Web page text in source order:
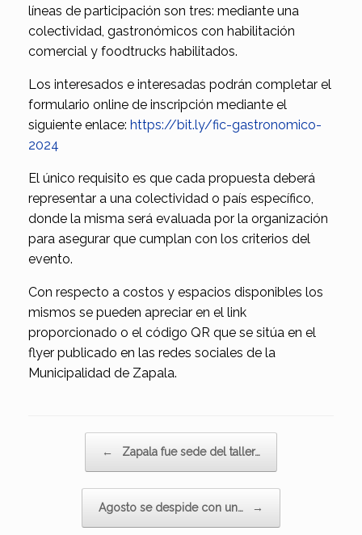
líneas de participación son tres: mediante una
colectividad, gastronómicos con habilitación
comercial y foodtrucks habilitados.
Los interesados e interesadas podrán completar el
formulario online de inscripción mediante el
siguiente enlace: https://bit.ly/fic-gastronomico-
2024
El único requisito es que cada propuesta deberá
representar a una colectividad o país específico,
donde la misma será evaluada por la organización
para asegurar que cumplan con los criterios del
evento.
Con respecto a costos y espacios disponibles los
mismos se pueden apreciar en el link
proporcionado o el código QR que se sitúa en el
flyer publicado en las redes sociales de la
Municipalidad de Zapala.
← Zapala fue sede del taller…
Agosto se despide con un… →